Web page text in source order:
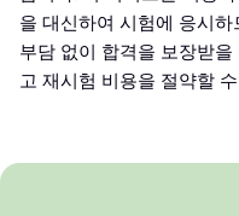
을 대신하여 시험에 응시
부담 없이 합격을 보장받
고 재시험 비용을 절약할